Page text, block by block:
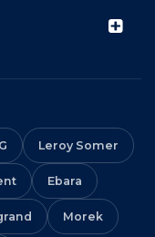
Leroy Somer
Ebara
Morek